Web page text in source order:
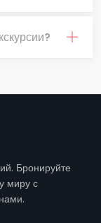
Бронируйте
миру с